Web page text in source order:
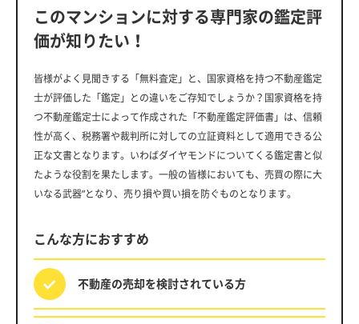
このマンションに対する専門家の鑑定評
価が知りたい！
皆様がよく見聞きする「無料査定」と、国家資格を持つ不動産鑑定
士が評価した「鑑定」との違いをご存知でしょうか？国家資格を持
つ不動産鑑定士によって作成された「不動産鑑定評価書」は、信頼
性が高く、税務署や裁判所に対しての立証資料として適用できる公
正な文書となります。いわばダイヤモンドについてくる鑑定書と似
たような役割を果たします。一般の皆様においても、売買の際に大
いなる武器”となり、売り損や買い損を防ぐものとなります。
こんな方におすすめ
不動産の売却を検討されている方